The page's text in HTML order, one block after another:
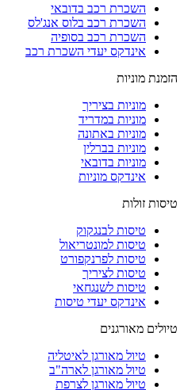
השכרת רכב בדובאי
השכרת רכב בלוס אנג'לס
השכרת רכב בסופיה
אינדקס יעדי השכרת רכב
הזמנת מוניות
מוניות בציריך
מוניות במדריד
מוניות באתונה
מוניות בברלין
מוניות בדובאי
אינדקס מוניות
טיסות זולות
טיסות לבנגקוק
טיסות למונטריאול
טיסות לפרנקפורט
טיסות לציריך
טיסות לשנגחאי
אינדקס יעדי טיסות
טיולים מאורגנים
טיול מאורגן לאיטליה
טיול מאורגן לארה"ב
טיול מאורגן לצרפת